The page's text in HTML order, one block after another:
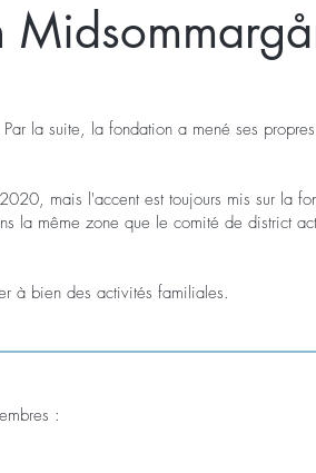
la suite, la fondation a mené ses
mais l'accent est toujours mis sur la
la même zone que le comité de district
à bien des activités familiales.
: